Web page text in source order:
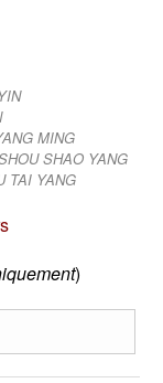
MING
SHAO YANG
TAI YANG
)